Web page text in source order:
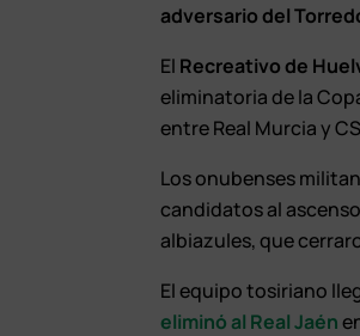
adversario del
El Recreativo de
eliminatoria de la
entre Real Murcia y
Los onubenses
candidatos al
albiazules, que
El equipo tosiriano
eliminó al Real Jaén